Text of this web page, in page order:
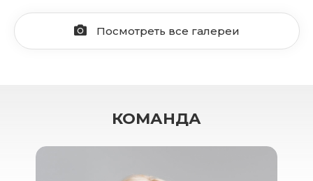
Посмотреть все галереи
КОМАНДА